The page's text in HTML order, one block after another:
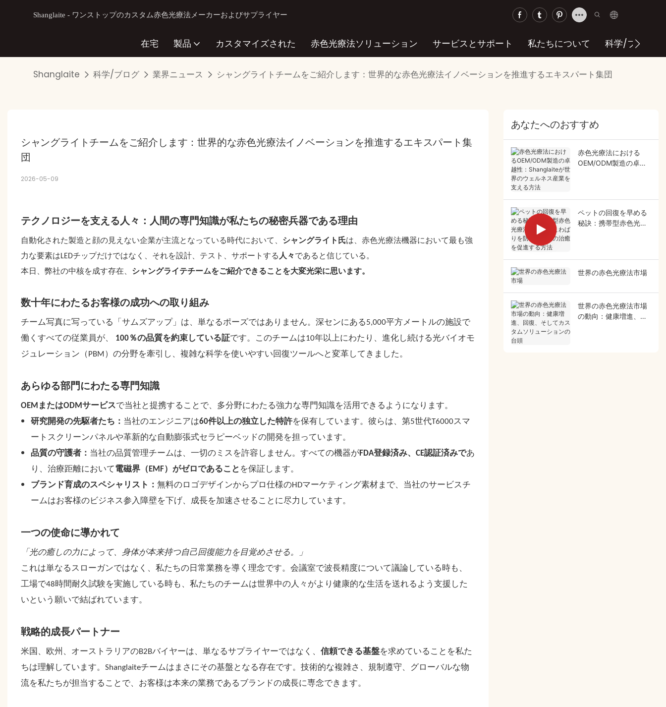
Shanglaite - ワンストップのカスタム赤色光療法メーカーおよびサプライヤー
在宅 製品 カスタマイズされた 赤色光療法ソリューション サービスとサポート 私たちについて 科学/ブログ
Shanglaite 科学/ブログ 業界ニュース シャングライトチームをご紹介します：世界的な赤色光療法イノベーションを推進するエキスパート集団
シャングライトチームをご紹介します：世界的な赤色光療法イノベーションを推進するエキスパート集
団
2026-05-09
テクノロジーを支える人々：人間の専門知識が私たちの秘密兵器である理由
自動化された製造と顔の見えない企業が主流となっている時代において、 シャングライト氏は、赤色光療法機器において最も強
力な要素はLEDチップだけではなく、それを設計、テスト、サポートする 人々であると信じている。
本日、弊社の中核を成す存在、 シャングライテチームをご紹介できることを大変光栄に思います。
数十年にわたるお客様の成功への取り組み
チーム写真に写っている「サムズアップ」は、単なるポーズではありません。深センにある5,000平方メートルの施設で
働くすべての従業員が、 100％の品質を約束している証です。このチームは10年以上にわたり、進化し続ける光バイオモ
ジュレーション（PBM）の分野を牽引し、複雑な科学を使いやすい回復ツールへと変革してきました。
あらゆる部門にわたる専門知識
OEMまたはODMサービスで当社と提携することで、多分野にわたる強力な専門知識を活用できるようになります。
研究開発の先駆者たち： 当社のエンジニアは60件以上の独立した特許を保有しています。彼らは、第5世代T6000スマ
ートスクリーンパネルや革新的な自動膨張式セラピーベッドの開発を担っています。
品質の守護者： 当社の品質管理チームは、一切のミスを許容しません。すべての機器がFDA登録済み、CE認証済みであ
り、治療距離において電磁界（EMF）がゼロであること を保証します。
ブランド育成のスペシャリスト：無料のロゴデザインからプロ仕様のHDマーケティング素材まで、当社のサービスチ
ームはお客様のビジネス参入障壁を下げ、成長を加速させることに尽力しています。
一つの使命に導かれて
「光の癒しの力によって、身体が本来持つ自己回復能力を目覚めさせる。」
これは単なるスローガンではなく、私たちの日常業務を導く理念です。会議室で波長精度について議論している時も、
工場で48時間耐久試験を実施している時も、私たちのチームは世界中の人々がより健康的な生活を送れるよう支援した
いという願いで結ばれています。
戦略的成長パートナー
米国、欧州、オーストラリアのB2Bバイヤーは、単なるサプライヤーではなく、 信頼できる基盤を求めていることを私た
ちは理解しています。Shanglaiteチームはまさにその基盤となる存在です。技術的な複雑さ、規制遵守、グローバルな物
流を私たちが担当することで、お客様は本来の業務であるブランドの成長に専念できます。
あなたへのおすすめ
赤色光療法における
OEM/ODM製造の卓越
ペットの回復を早める
秘訣：携帯型赤色光療
世界の赤色光療法市場
世界の赤色光療法市場
の動向：健康増進、回